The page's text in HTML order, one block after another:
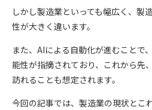
しかし製造業といっても幅広く、製
性が大きく違います。
また、AIによる自動化が進むことで
能性が指摘されており、これから先
訪れることも想定されます。
今回の記事では、製造業の現状とこ